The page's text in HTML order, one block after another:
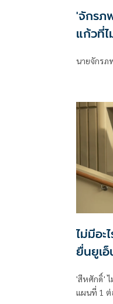
'จักรภ
แก้วที่ไ
นายจักร
ไม่มีอ
ยื่นยูเ
'สีหศักดิ์' ไ
แผนที่ 1 ต่